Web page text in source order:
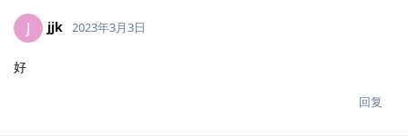
J jjk 2023年3月3日
好
回复